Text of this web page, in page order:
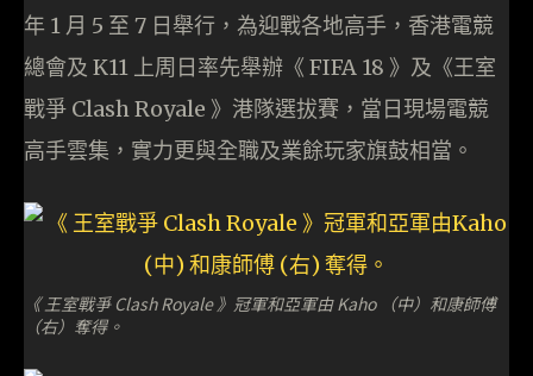
年 1 月 5 至 7 日舉行，為迎戰各地高手，香港電競
總會及 K11 上周日率先舉辦《 FIFA 18 》及《王室
戰爭 Clash Royale 》港隊選拔賽，當日現場電競
高手雲集，實力更與全職及業餘玩家旗鼓相當。
《 王室戰爭 Clash Royale 》冠軍和亞軍由 Kaho （中）和康師傅
（右）奪得。